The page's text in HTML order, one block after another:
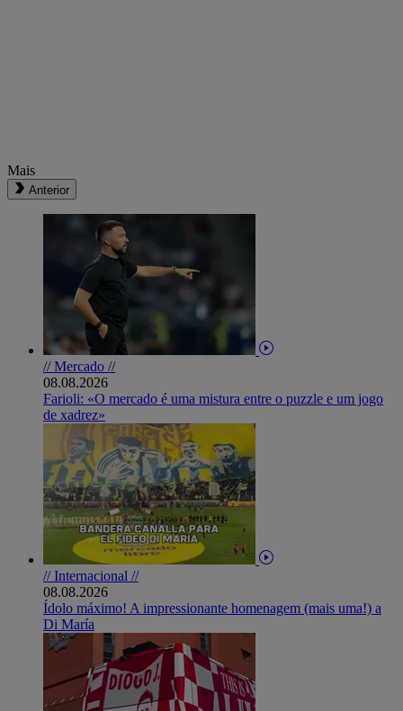
Mais
Anterior
// Mercado //
08.08.2026
Farioli: «O mercado é uma mistura entre o puzzle e um jogo
de xadrez»
// Internacional //
08.08.2026
Ídolo máximo! A impressionante homenagem (mais uma!) a
Di María